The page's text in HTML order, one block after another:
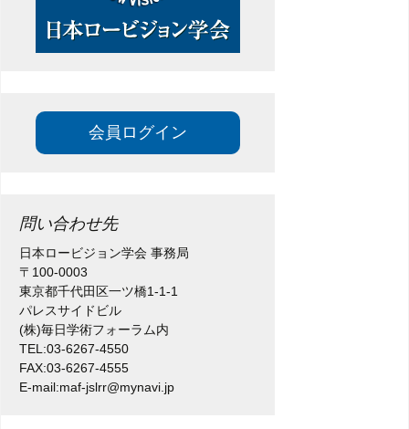
会員ログイン
問い合わせ先
日本ロービジョン学会 事務局
〒100-0003
東京都千代田区一ツ橋1-1-1
パレスサイドビル
(株)毎日学術フォーラム内
TEL:03-6267-4550
FAX:03-6267-4555
E-mail:maf-jslrr@mynavi.jp